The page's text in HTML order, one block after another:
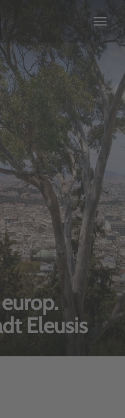
Eleusis
KULTURTOURS